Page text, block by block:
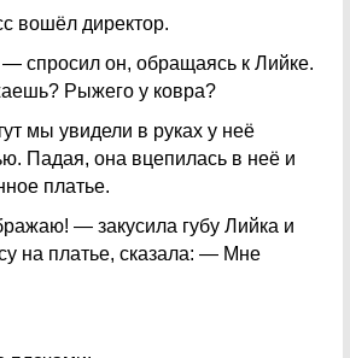
вошёл директор.
спросил он, обращаясь к Лийке.
Рыжего у ковра?
мы увидели в руках у неё
Падая, она вцепилась в неё и
платье.
— закусила губу Лийка и
на платье, сказала: — Мне